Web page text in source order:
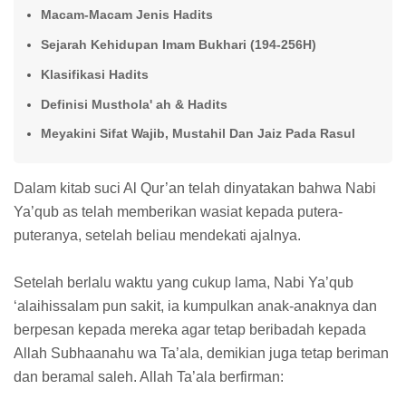
Macam-Macam Jenis Hadits
Sejarah Kehidupan Imam Bukhari (194-256H)
Klasifikasi Hadits
Definisi Musthola' ah & Hadits
Meyakini Sifat Wajib, Mustahil Dan Jaiz Pada Rasul
Dalam kitab suci Al Qur’an telah dinyatakan bahwa Nabi
Ya’qub as telah memberikan wasiat kepada putera-
puteranya, setelah beliau mendekati ajalnya.
Setelah berlalu waktu yang cukup lama, Nabi Ya’qub
‘alaihissalam pun sakit, ia kumpulkan anak-anaknya dan
berpesan kepada mereka agar tetap beribadah kepada
Allah Subhaanahu wa Ta’ala, demikian juga tetap beriman
dan beramal saleh. Allah Ta’ala berfirman: